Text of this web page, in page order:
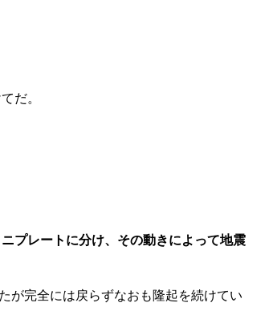
だ。
プレートに分け、その動きによって地震
が完全には戻らずなおも隆起を続けてい